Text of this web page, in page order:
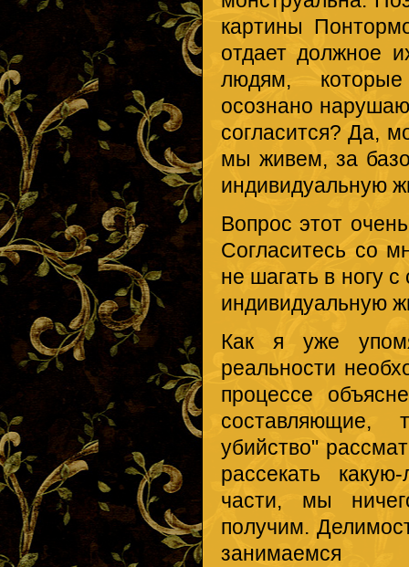
картины
отдает должное
людям,
осознано
согласится? Да,
мы живем, за
индивидуальную
Вопрос этот
Согласитесь со
не шагать в ногу
индивидуальную
Как я уже
реальности
процессе
составляющие,
убийство"
рассекать
части, мы
получим.
занимаемся